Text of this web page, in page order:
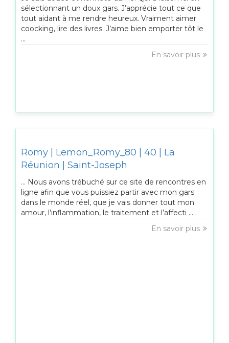
sélectionnant un doux gars. J’apprécie tout ce que
tout aidant à me rendre heureux. Vraiment aimer
coocking, lire des livres. J’aime bien emporter tôt le
...
En savoir plus
Romy | Lemon_Romy_80 | 40 | La
Réunion | Saint-Joseph
… Nous avons trébuché sur ce site de rencontres en
ligne afin que vous puissiez partir avec mon gars
dans le monde réel, que je vais donner tout mon
amour, l’inflammation, le traitement et l’affecti ...
En savoir plus